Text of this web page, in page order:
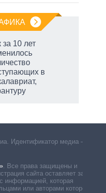
за 10 лет
в
Идентификатор медиа –
. Все права защищены и
сайта оставляет за
информацией, которая
или авторами которой